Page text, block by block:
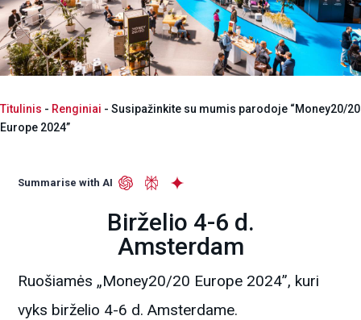
Titulinis - Renginiai - Susipažinkite su mumis parodoje “Money20/20
Europe 2024”
Summarise with AI
Birželio 4-6 d.
Amsterdam
Ruošiamės „Money20/20 Europe 2024”, kuri
vyks birželio 4-6 d. Amsterdame.